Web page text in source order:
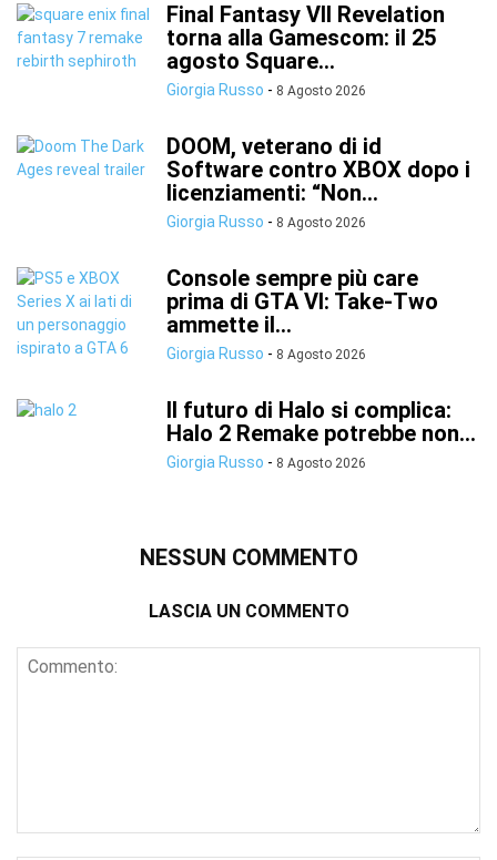
Final Fantasy VII Revelation
torna alla Gamescom: il 25
agosto Square...
Giorgia Russo - 8 Agosto 2026
DOOM, veterano di id
Software contro XBOX dopo i
licenziamenti: “Non...
Giorgia Russo - 8 Agosto 2026
Console sempre più care
prima di GTA VI: Take-Two
ammette il...
Giorgia Russo - 8 Agosto 2026
Il futuro di Halo si complica:
Halo 2 Remake potrebbe non...
Giorgia Russo - 8 Agosto 2026
NESSUN COMMENTO
LASCIA UN COMMENTO